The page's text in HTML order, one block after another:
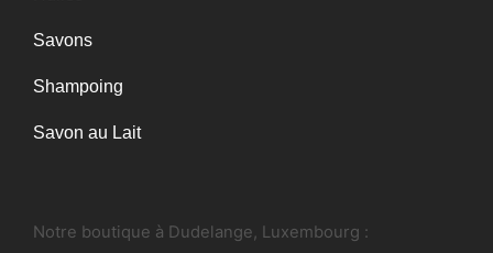
Savons
Shampoing
Savon au Lait
Notre boutique à Dudelange, Luxembourg :